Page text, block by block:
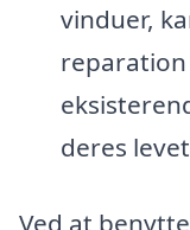
vinduer,
reparation
deres
Ved at